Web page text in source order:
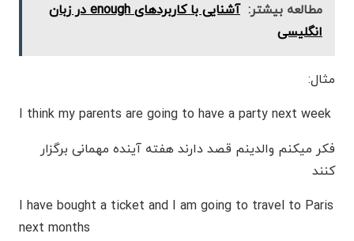
مطالعه بیشتر:
آشنایی با کاربردهای enough در زبان
انگلیسی
مثال:
I think my parents are going to have a party next week
فکر میکنم والدینم قصد دارند هفته آینده مهمانی برگزار
کنند
I have bought a ticket and I am going to travel to Paris
next months